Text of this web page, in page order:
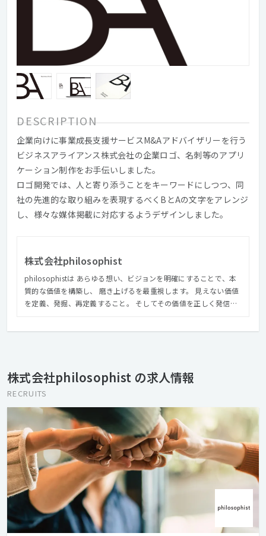
DESCRIPTION
企業向けに事業成長支援サービスM&Aアドバイザリーを行う
ビジネスアライアンス株式会社の企業ロゴ、名刺等のアプリ
ケーション制作をお手伝いしました。
ロゴ開発では、人と寄り添うことをキーワードにしつつ、同
社の先進的な取り組みを表現するべくBとAの文字をアレンジ
し、様々な媒体掲載に対応するようデザインしました。
株式会社philosophist
philosophistは あらゆる想い、ビジョンを明確にすることで、本
質的な価値を構築し、 磨き上げるを最重視します。 見えない価値
を定義、発掘、再定義すること。 そしてその価値を正しく発信す
株式会社philosophist の求人情報
RECRUITS